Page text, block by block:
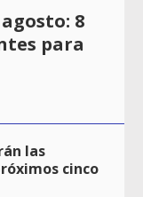
8
para
las
cinco